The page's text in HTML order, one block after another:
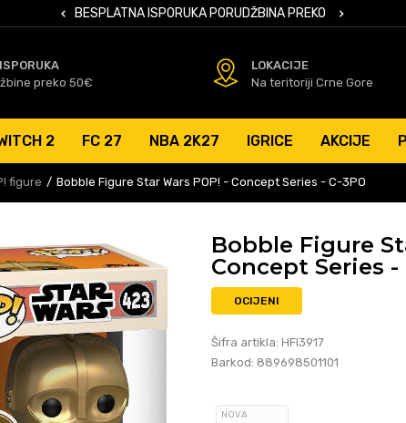
BESPLATNA ISPORUKA PORUDŽBINA PREKO 50 EURSIGURNO
preko 50€
LOKACIJE
Na teritoriji Crne Gore
2 FC 27 NBA 2K27 IGRICE AKCIJE
figure Bobble Figure Star Wars POP! - Concept Series - C-3PO
Bobble Figure
Concept Series -
OCIJENI
Šifra artikla: HFI3917
Barkod: 889698501101
NOVA